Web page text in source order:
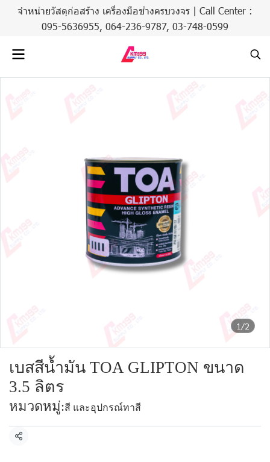
จำหน่ายวัสดุก่อสร้าง เครื่องมือช่างครบวงจร | Call Center :
095-5636955, 064-236-9787, 03-748-0599
1/2
เบสสีน้ำมัน TOA GLIPTON ขนาด
3.5 ลิตร
หมวดหมู่:สี และอุปกรณ์ทาสี
แชร์